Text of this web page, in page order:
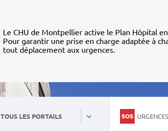
Le CHU de Montpellier active le Plan Hôpital
Pour garantir une prise en charge adaptée à
tout déplacement aux urgences.
TOUS LES PORTAILS URGENCES